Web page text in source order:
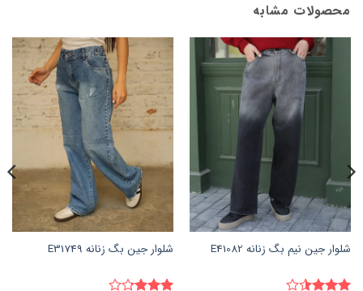
محصولات مشابه
شلوار جین نیم بگ زنانه E41082 شلوار جین بگ زنانه E31749